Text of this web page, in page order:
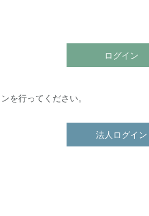
ログイン
を行ってください。
法人ログイン